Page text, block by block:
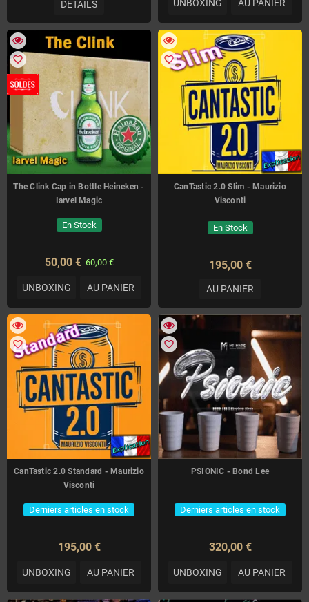
DETAILS UNBOXING AU PANIER
favorite_border
The Clink Cap in Bottle Heineken -
Iarvel Magic
En Stock
50,00 € 60,00 €
UNBOXING AU PANIER
favorite_border
CanTastic 2.0 Slim - Maurizio
Visconti
En Stock
195,00 €
AU PANIER
favorite_border
CanTastic 2.0 Standard - Maurizio
Visconti
Derniers articles en stock
195,00 €
UNBOXING AU PANIER
favorite_border
PSIONIC - Bond Lee
Derniers articles en stock
320,00 €
UNBOXING AU PANIER